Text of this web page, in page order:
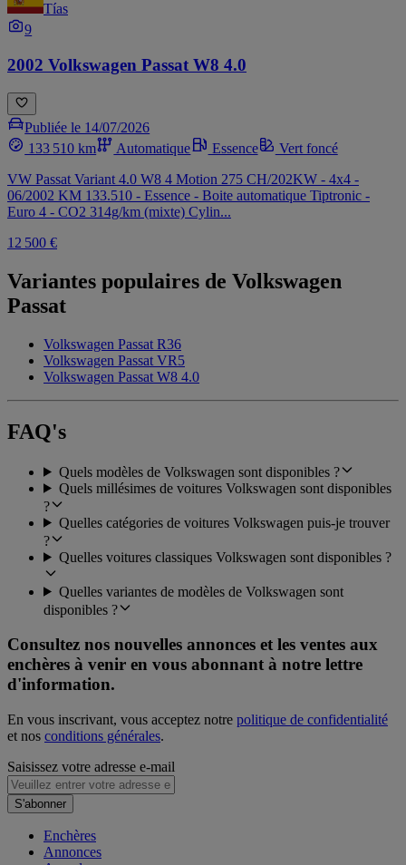
Tías
9
2002 Volkswagen Passat W8 4.0
Publiée le 14/07/2026
133 510 km
Automatique Essence
Vert foncé
VW Passat Variant 4.0 W8 4 Motion 275 CH/202KW - 4x4 -
06/2002 KM 133.510 - Essence - Boite automatique Tiptronic -
Euro 4 - CO2 314g/km (mixte) Cylin...
12 500 €
Variantes populaires de Volkswagen
Passat
Volkswagen Passat R36
Volkswagen Passat VR5
Volkswagen Passat W8 4.0
FAQ's
Quels modèles de Volkswagen sont disponibles ?
Quels millésimes de voitures Volkswagen sont disponibles
?
Quelles catégories de voitures Volkswagen puis-je trouver
?
Quelles voitures classiques Volkswagen sont disponibles ?
Quelles variantes de modèles de Volkswagen sont
disponibles ?
Consultez nos nouvelles annonces et les ventes aux
enchères à venir en vous abonnant à notre lettre
d'information.
En vous inscrivant, vous acceptez notre politique de confidentialité
et nos conditions générales.
Saisissez votre adresse e-mail
S'abonner
Enchères
Annonces